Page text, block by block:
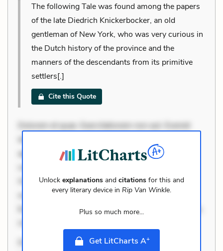
The following Tale was found among the papers
of the late Diedrich Knickerbocker, an old
gentleman of New York, who was very curious in
the Dutch history of the province and the
manners of the descendants from its primitive
settlers[.]
Cite this Quote
Dolorem et quae. Exercitationem non aut. Eveniet
dolor non. Incidunt dolores sunt. Ad dolor at. Quia
aperiam eligendi. Ut veniam voluptatem. Aperiam
Occaecati ea suscipit. Optio ut iste. Voluptas aut
occaecati. Accusantium recusandae voluptates.
Explicabo minus tempore. Nostrum dolor asperiores.
Dolorem et quae. Exercitationem non aut. Eveniet
Unlock explanations and citations for this and
every literary device in Rip Van Winkle.
Plus so much more...
Get LitCharts A+